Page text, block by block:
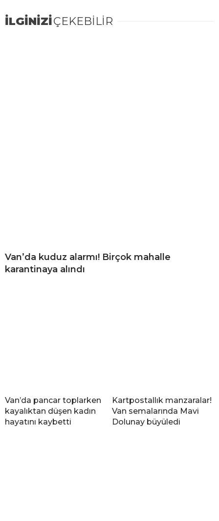
İLGİNİZİÇEKEBİLİR
Van’da kuduz alarmı! Birçok mahalle
karantinaya alındı
Van’da pancar toplarken
kayalıktan düşen kadın
hayatını kaybetti
Kartpostallık manzaralar!
Van semalarında Mavi
Dolunay büyüledi